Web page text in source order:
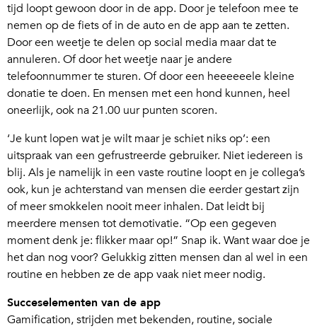
tijd loopt gewoon door in de app. Door je telefoon mee te
nemen op de fiets of in de auto en de app aan te zetten.
Door een weetje te delen op social media maar dat te
annuleren. Of door het weetje naar je andere
telefoonnummer te sturen. Of door een heeeeeele kleine
donatie te doen. En mensen met een hond kunnen, heel
oneerlijk, ook na 21.00 uur punten scoren.
‘Je kunt lopen wat je wilt maar je schiet niks op’: een
uitspraak van een gefrustreerde gebruiker. Niet iedereen is
blij. Als je namelijk in een vaste routine loopt en je collega’s
ook, kun je achterstand van mensen die eerder gestart zijn
of meer smokkelen nooit meer inhalen. Dat leidt bij
meerdere mensen tot demotivatie. “Op een gegeven
moment denk je: flikker maar op!” Snap ik. Want waar doe je
het dan nog voor? Gelukkig zitten mensen dan al wel in een
routine en hebben ze de app vaak niet meer nodig.
Succeselementen van de app
Gamification, strijden met bekenden, routine, sociale